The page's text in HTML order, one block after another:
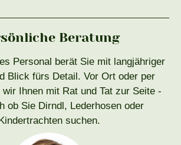
Beratung
Personal berät Sie mit langjähriger
Blick fürs Detail. Vor Ort oder per
wir Ihnen mit Rat und Tat zur Seite -
ob Sie Dirndl, Lederhosen oder
suchen.